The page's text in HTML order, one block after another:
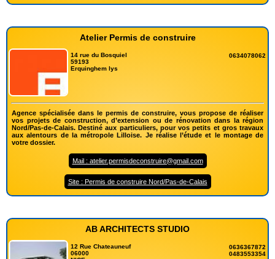
Atelier Permis de construire
14 rue du Bosquiel
59193
Erquinghem lys
0634078062
Agence spécialisée dans le permis de construire, vous propose de réaliser
vos projets de construction, d’extension ou de rénovation dans la région
Nord/Pas-de-Calais. Destiné aux particuliers, pour vos petits et gros travaux
aux alentours de la métropole Lilloise. Je réalise l’étude et le montage de
votre dossier.
Mail : atelier.permisdeconstruire@gmail.com
Site : Permis de construire Nord/Pas-de-Calais
AB ARCHITECTS STUDIO
12 Rue Chateauneuf
06000
0636367872
0483553354